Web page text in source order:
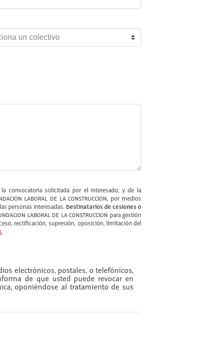
convocatoria solicitada por el interesado, y de la
LABORAL DE LA CONSTRUCCION, por medios
personas interesadas. Destinatarios de cesiones o
LABORAL DE LA CONSTRUCCION para gestión
rectificación, supresión, oposición, limitación del
electrónicos, postales, o telefónicos,
de que usted puede revocar en
oponiéndose al tratamiento de sus